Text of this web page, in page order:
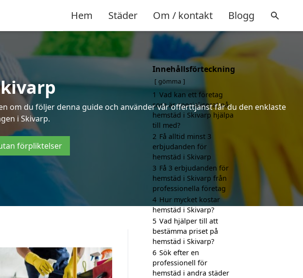
Hem Städer Om / kontakt Blogg
om du följer denna guide och använder vår offerttjänst får du den enklaste
i Skivarp.
förpliktelser
Innehållsförteckning
gömma
1 Vad kan ett företag
som är specialiserat på
hemstäd i Skivarp hjälpa
till med?
2 Få alltid minst 3
erbjudanden för
hemstäd i Skivarp
3 Få 3 erbjudanden för
hemstäd i Skivarp från
professionella företag
4 Hur mycket kostar
hemstäd i Skivarp?
5 Vad hjälper till att
bestämma priset på
hemstäd i Skivarp?
6 Sök efter en
professionell för
hemstäd i andra städer